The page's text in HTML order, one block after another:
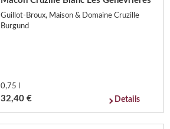
Guillot-Broux, Maison & Domaine Cruzille
Burgund
0,75 l
32,40 € Details